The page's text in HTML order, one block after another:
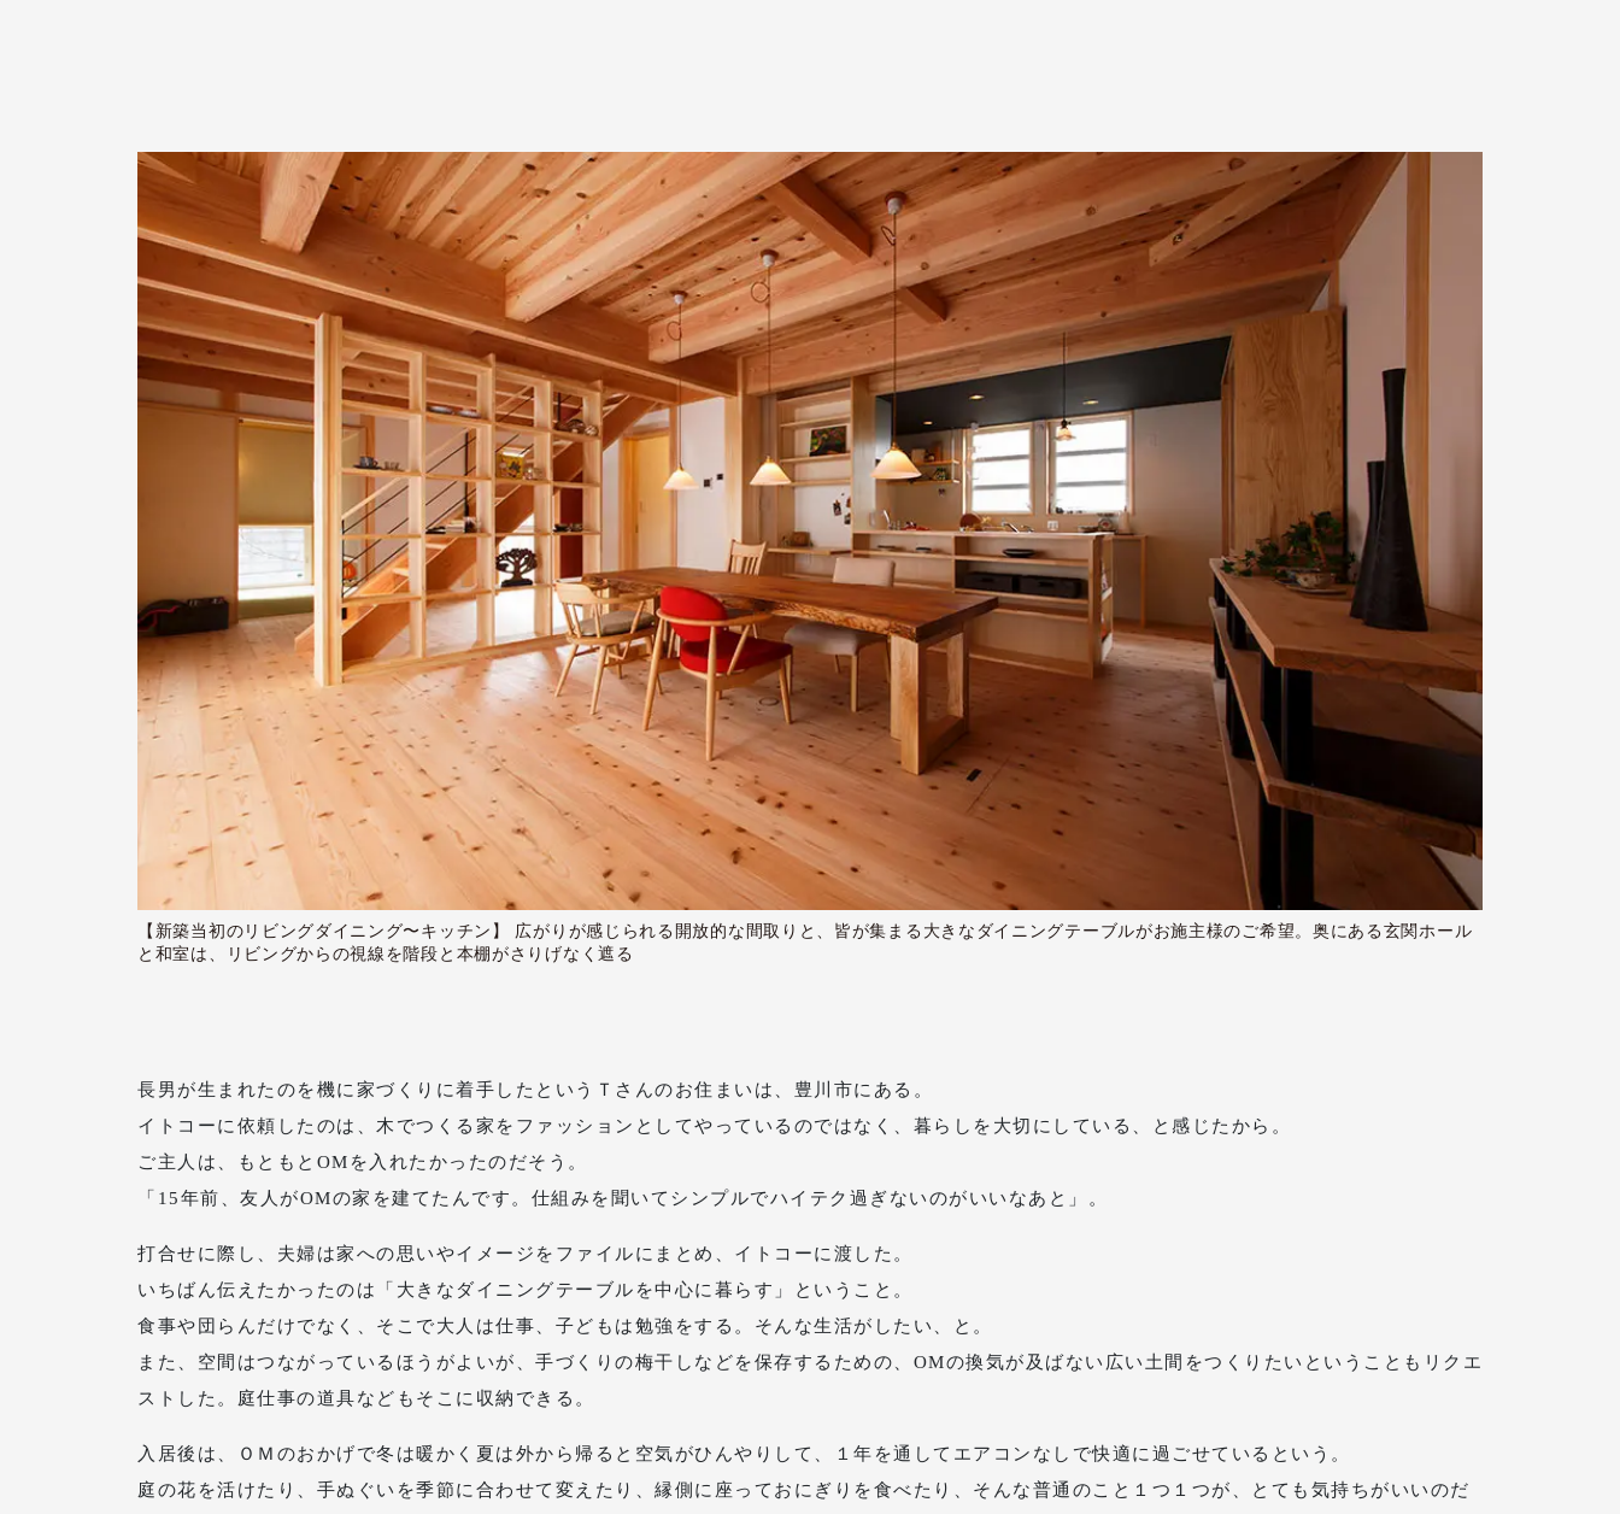
【新築当初のリビングダイニング〜キッチン】 広がりが感じられる開放的な間取りと、皆が集まる大きなダイニングテーブルがお施主様のご希望。奥にある玄関ホール
と和室は、リビングからの視線を階段と本棚がさりげなく遮る
長男が生まれたのを機に家づくりに着手したというＴさんのお住まいは、豊川市にある。
イトコーに依頼したのは、木でつくる家をファッションとしてやっているのではなく、暮らしを大切にしている、と感じたから。
ご主人は、もともとOMを入れたかったのだそう。
「15年前、友人がOMの家を建てたんです。仕組みを聞いてシンプルでハイテク過ぎないのがいいなあと」。
打合せに際し、夫婦は家への思いやイメージをファイルにまとめ、イトコーに渡した。
いちばん伝えたかったのは「大きなダイニングテーブルを中心に暮らす」ということ。
食事や団らんだけでなく、そこで大人は仕事、子どもは勉強をする。そんな生活がしたい、と。
また、空間はつながっているほうがよいが、手づくりの梅干しなどを保存するための、OMの換気が及ばない広い土間をつくりたいということもリクエ
ストした。庭仕事の道具などもそこに収納できる。
入居後は、ＯＭのおかげで冬は暖かく夏は外から帰ると空気がひんやりして、１年を通してエアコンなしで快適に過ごせているという。
庭の花を活けたり、手ぬぐいを季節に合わせて変えたり、縁側に座っておにぎりを食べたり、そんな普通のこと１つ１つが、とても気持ちがいいのだ